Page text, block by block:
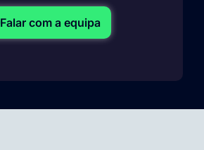
Falar com a equipa